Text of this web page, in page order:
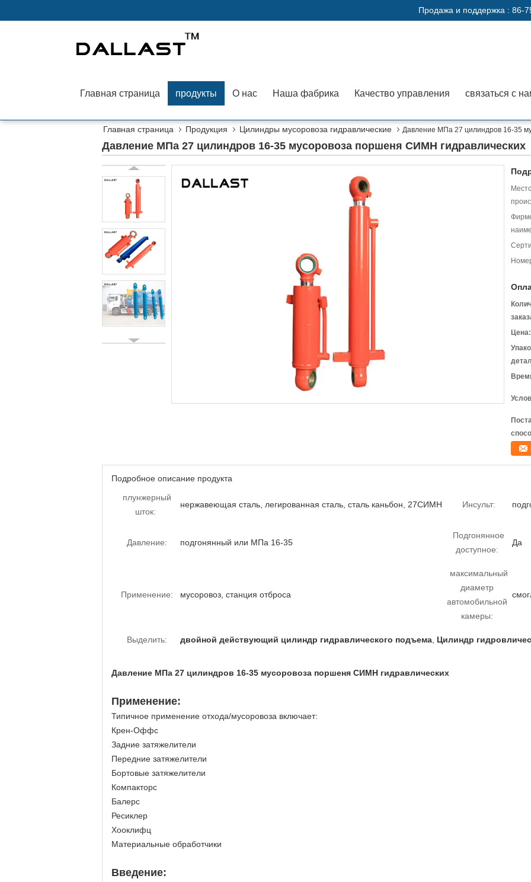
Продажа и поддержка : 86-
Главная страница продукты О нас Наша фабрика Качество управления связаться с
Главная страница Продукция Цилиндры мусоровоза гидравлические Давление МПа 27 цилиндров 16-35
Давление МПа 27 цилиндров 16-35 мусоровоза поршеня СИМН гидравлических
Место
Цена:
Подробное описание продукта
плунжерный
шток:
нержавеющая сталь, легированная сталь, сталь каньбон, 27СИМН Инсульт:
Давление: подгонянный или МПа 16-35
Подгонянное
доступное:
Да
Применение: мусоровоз, станция отброса
максимальный
диаметр
автомобильной
камеры:
Выделить: двойной действующий цилиндр гидравлического подъема Цилиндр
Давление МПа 27 цилиндров 16-35 мусоровоза поршеня СИМН гидравлических
Применение:
Типичное применение отхода/мусоровоза включает:
Крен-Оффс
Задние затяжелители
Передние затяжелители
Бортовые затяжелители
Компакторс
Балерс
Ресиклер
Хооклифц
Материальные обработчики
Введение: